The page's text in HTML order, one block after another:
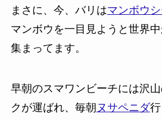
まさに、今、バリはマンボウ
マンボウを一目見ようと世界
集まってます。
早朝のスマワンビーチには沢
クが運ばれ、毎朝 ヌサペニダ